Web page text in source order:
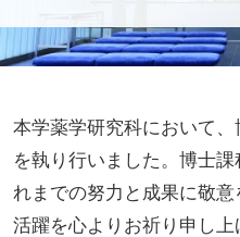
本学薬学研究科において
を執り行いました。博士
れまでの努力と成果に敬
活躍を心よりお祈り申し上